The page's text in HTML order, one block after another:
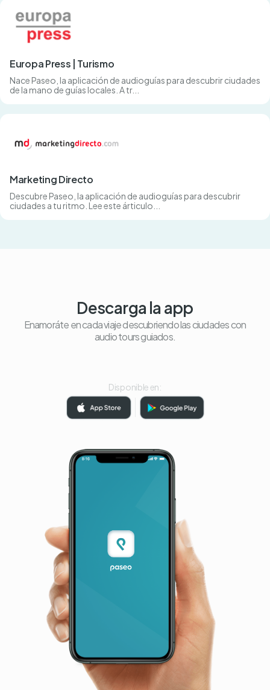
Europa Press | Turismo
Nace Paseo, la aplicación de audioguías para descubrir ciudades
de la mano de guías locales. A tr...
Marketing Directo
Descubre Paseo, la aplicación de audioguías para descubrir
ciudades a tu ritmo. Lee este árticulo...
Descarga la app
Enamoráte en cada viaje descubriendo las ciudades con
audio tours guiados.
Disponible en: